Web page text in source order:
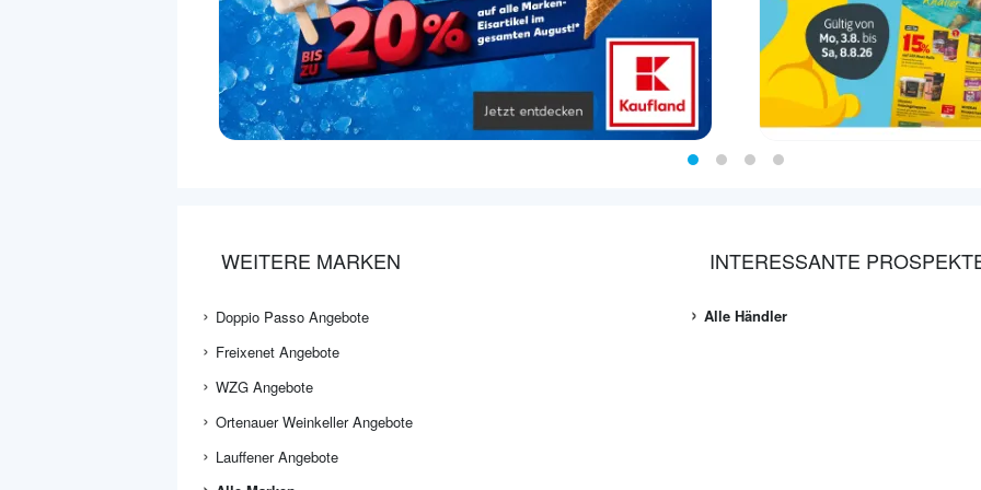
WEITERE MARKEN
Doppio Passo Angebote
Freixenet Angebote
WZG Angebote
Ortenauer Weinkeller Angebote
Lauffener Angebote
INTERESSANTE
Alle Händler